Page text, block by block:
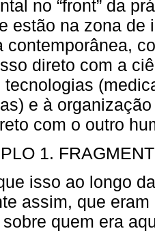
no “front” da
estão na zona de
contemporânea,
direto com a
tecnologias
e à
com o outro
1.
isso ao longo
assim, que
quem era